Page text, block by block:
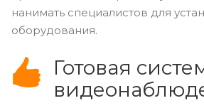
нанимать специалистов для
оборудования.
Готовая